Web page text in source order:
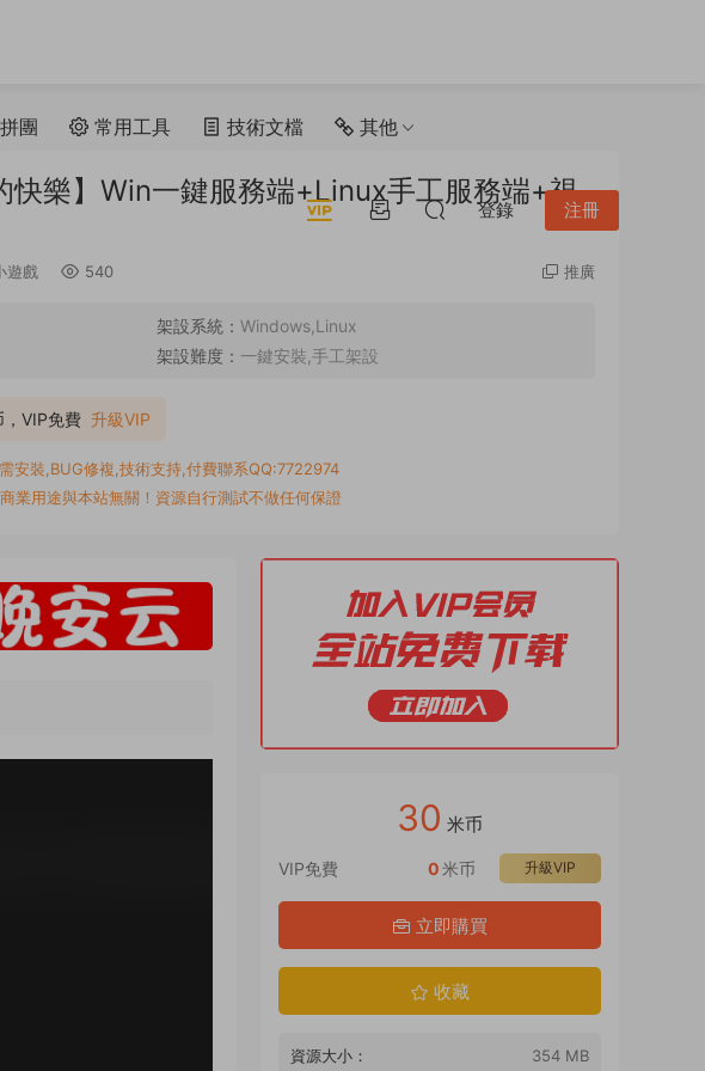
拼團 常用工具 技術文檔 其他
登錄 注冊
快樂】Win一鍵服務端+Linux手工服務端+視
遊戲 540 推廣
架設系統： Windows,Linux
架設難度： 一鍵安裝,手工架設
，VIP免費 升級VIP
安裝,BUG修複,技術支持,付費聯系QQ:7722974
業用途與本站無關！資源自行測試不做任何保證
30 米币
VIP免費 升級VIP
0米币
立即購買
收藏
資源大小： 354 MB